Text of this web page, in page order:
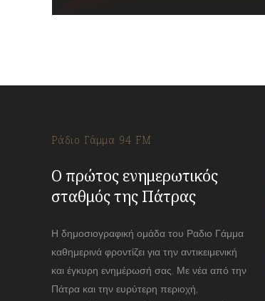
Ράδιο Γάμμα 94 FM
Ο πρώτος ενημερωτικός
σταθμός της Πάτρας
Η δημοσιογραφική ομάδα του Ραδιο Γάμμα
καθημερινά φροντίζει για την αντικειμενική
και έγκυρη ενημέρωσή σας. Με νέα από την
Πάτρα και την ευρύτερη περιοχή,